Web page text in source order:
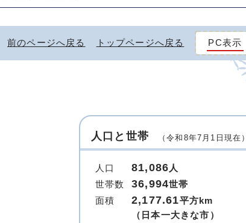
前のページへ戻る トップページへ戻る PC表示
人口と世帯 （令和8年7月1日現在）
人口 81,086 人
世帯数
36,994世帯
面積
2,177.61平方km
（日本一大きな市）